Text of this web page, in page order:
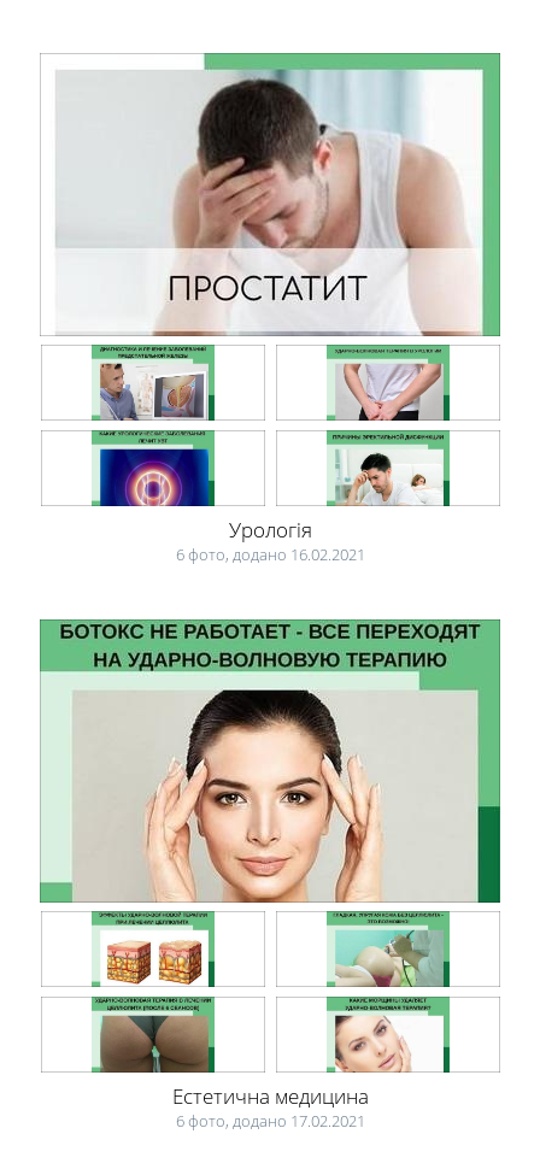
Урологія
6 фото, додано 16.02.2021
Естетична медицина
6 фото, додано 17.02.2021